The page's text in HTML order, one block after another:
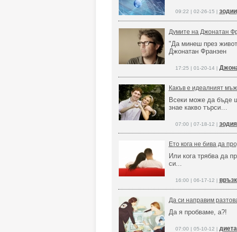
09:22 | 02-26-15 | зодии
Думите на Джонатан
"Да минеш през
Джонатан Франзен
17:25 | 01-20-14 |
Какъв е идеалният
Всеки може да бъде
знае какво търси…
07:00 | 07-18-12 |
Ето кога не бива да
Или кога трябва да
си...
16:00 | 06-17-12 |
Да си направим
Да я пробваме, а?!
07:00 | 05-10-12 |